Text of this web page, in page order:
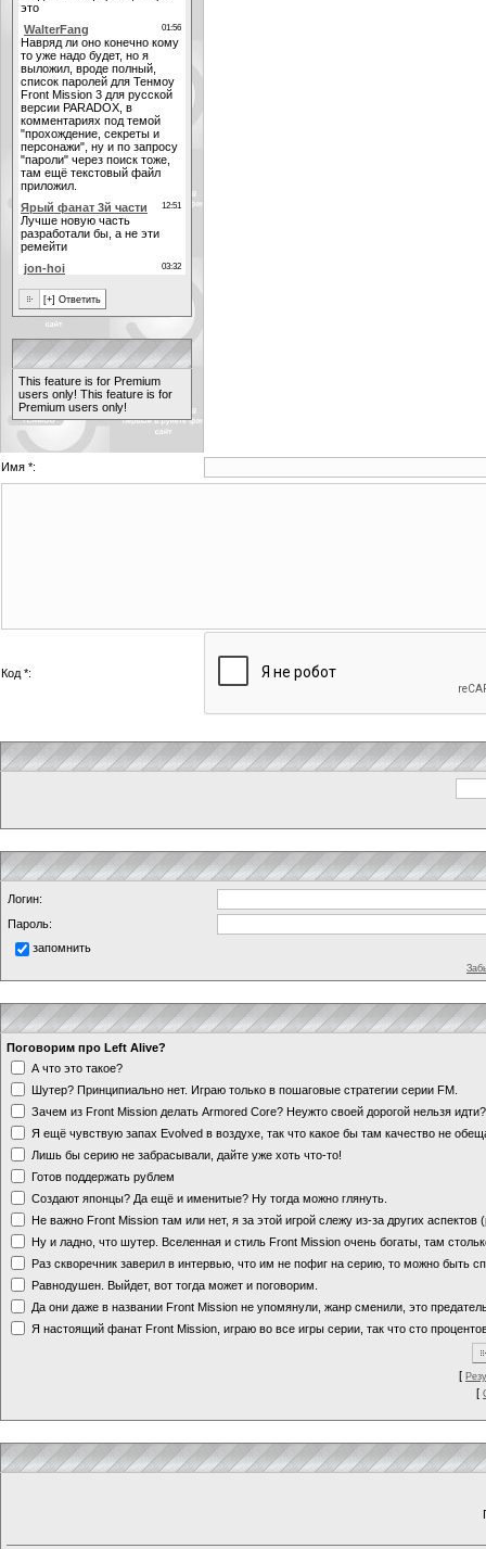
This feature is for Premium
users only! This feature is for
Premium users only!
Имя *:
Код *:
Логин:
Пароль:
запомнить
Поговорим про Left Alive?
А что это такое?
Шутер? Принципиально нет. Играю только в пошаговые стратегии серии FM.
Зачем из Front Mission делать Armored Core? Неужто своей дорогой нельзя
Я ещё чувствую запах Evolved в воздухе, так что какое бы там качество не
Лишь бы серию не забрасывали, дайте уже хоть что-то!
Готов поддержать рублем
Создают японцы? Да ещё и именитые? Ну тогда можно глянуть.
Не важно Front Mission там или нет, я за этой игрой слежу из-за других аспектов
Ну и ладно, что шутер. Вселенная и стиль Front Mission очень богаты, там
Раз скворечник заверил в интервью, что им не пофиг на серию, то можно быть
Равнодушен. Выйдет, вот тогда может и поговорим.
Да они даже в названии Front Mission не упомянули, жанр сменили, это
Я настоящий фанат Front Mission, играю во все игры серии, так что сто
[
[